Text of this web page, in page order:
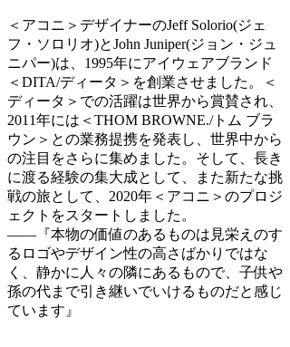
＜アコニ＞デザイナーのJeff Solorio(ジェ
フ・ソロリオ)とJohn Juniper(ジョン・ジュ
ニパー)は、1995年にアイウェアブランド
＜DITA/ディータ＞を創業させました。＜
ディータ＞での活躍は世界から賞賛され、
2011年には＜THOM BROWNE./トム ブラ
ウン＞との業務提携を発表し、世界中から
の注目をさらに集めました。そして、長き
に渡る経験の集大成として、また新たな挑
戦の旅として、2020年＜アコニ＞のプロジ
ェクトをスタートしました。
――『本物の価値のあるものは見栄えのす
るロゴやデザイン性の高さばかりではな
く、静かに人々の隣にあるもので、子供や
孫の代まで引き継いでいけるものだと感じ
ています』